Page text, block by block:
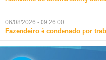
06/08/2026 - 09:26:00
Fazendeiro é condenado por